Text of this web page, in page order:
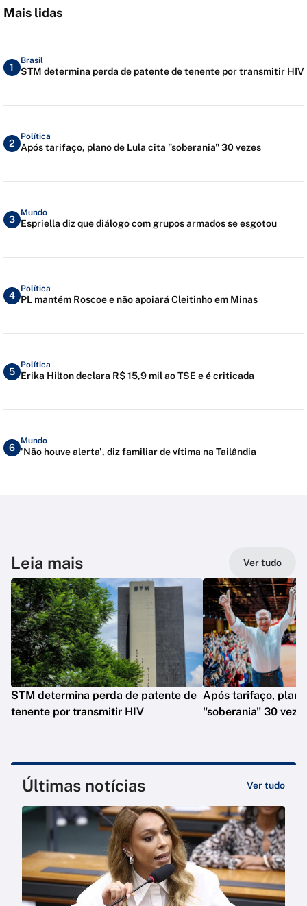
Mais lidas
1
Brasil
STM determina perda de patente de tenente por transmitir HIV
2
Política
Após tarifaço, plano de Lula cita "soberania" 30 vezes
3
Mundo
Espriella diz que diálogo com grupos armados se esgotou
4
Política
PL mantém Roscoe e não apoiará Cleitinho em Minas
5
Política
Erika Hilton declara R$ 15,9 mil ao TSE e é criticada
6
Mundo
'Não houve alerta', diz familiar de vítima na Tailândia
Leia mais Ver tudo
STM determina perda de patente de
tenente por transmitir HIV
Após tarifaço,
"soberania" 30
Últimas notícias Ver tudo